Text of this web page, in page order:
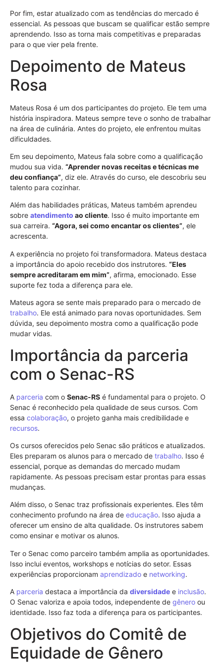
Por fim, estar atualizado com as tendências do mercado é
essencial. As pessoas que buscam se qualificar estão sempre
aprendendo. Isso as torna mais competitivas e preparadas
para o que vier pela frente.
Depoimento de Mateus
Rosa
Mateus Rosa é um dos participantes do projeto. Ele tem uma
história inspiradora. Mateus sempre teve o sonho de trabalhar
na área de culinária. Antes do projeto, ele enfrentou muitas
dificuldades.
Em seu depoimento, Mateus fala sobre como a qualificação
mudou sua vida. “Aprender novas receitas e técnicas me
deu confiança”, diz ele. Através do curso, ele descobriu seu
talento para cozinhar.
Além das habilidades práticas, Mateus também aprendeu
sobre atendimento ao cliente. Isso é muito importante em
sua carreira. “Agora, sei como encantar os clientes”, ele
acrescenta.
A experiência no projeto foi transformadora. Mateus destaca
a importância do apoio recebido dos instrutores. “Eles
sempre acreditaram em mim”, afirma, emocionado. Esse
suporte fez toda a diferença para ele.
Mateus agora se sente mais preparado para o mercado de
trabalho. Ele está animado para novas oportunidades. Sem
dúvida, seu depoimento mostra como a qualificação pode
mudar vidas.
Importância da parceria
com o Senac-RS
A parceria com o Senac-RS é fundamental para o projeto. O
Senac é reconhecido pela qualidade de seus cursos. Com
essa colaboração, o projeto ganha mais credibilidade e
recursos.
Os cursos oferecidos pelo Senac são práticos e atualizados.
Eles preparam os alunos para o mercado de trabalho. Isso é
essencial, porque as demandas do mercado mudam
rapidamente. As pessoas precisam estar prontas para essas
mudanças.
Além disso, o Senac traz profissionais experientes. Eles têm
conhecimento profundo na área de educação. Isso ajuda a
oferecer um ensino de alta qualidade. Os instrutores sabem
como ensinar e motivar os alunos.
Ter o Senac como parceiro também amplia as oportunidades.
Isso inclui eventos, workshops e notícias do setor. Essas
experiências proporcionam aprendizado e networking.
A parceria destaca a importância da diversidade e inclusão.
O Senac valoriza e apoia todos, independente de gênero ou
identidade. Isso faz toda a diferença para os participantes.
Objetivos do Comitê de
Equidade de Gênero